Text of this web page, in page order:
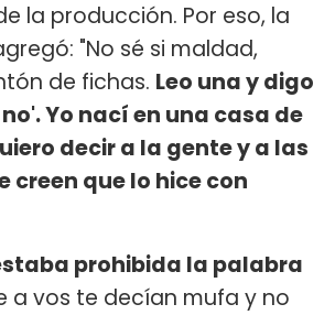
la producción. Por eso, la
"No sé si maldad,
de fichas. Leo una y digo
Yo nací en una casa de
decir a la gente y a las
creen que lo hice con
prohibida la palabra
a vos te decían mufa y no